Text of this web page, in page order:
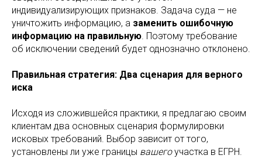
индивидуализирующих признаков. Задача суда — не
уничтожить информацию, а заменить ошибочную
информацию на правильную. Поэтому требование
об исключении сведений будет однозначно отклонено.
Правильная стратегия: Два сценария для верного
иска
Исходя из сложившейся практики, я предлагаю своим
клиентам два основных сценария формулировки
исковых требований. Выбор зависит от того,
установлены ли уже границы вашегоучастка в ЕГРН.